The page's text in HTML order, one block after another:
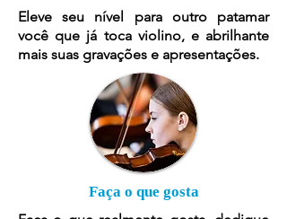
Eleve seu nível para outro patamar
você que já toca violino, e abrilhante
mais suas gravações e apresentações.
Faça o que gosta